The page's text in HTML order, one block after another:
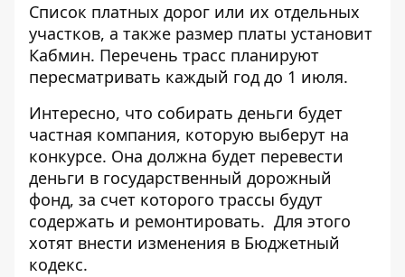
Список платных дорог или их отдельных
участков, а также размер платы установит
Кабмин. Перечень трасс планируют
пересматривать каждый год до 1 июля.
Интересно, что собирать деньги будет
частная компания, которую выберут на
конкурсе. Она должна будет перевести
деньги в государственный дорожный
фонд, за счет которого трассы будут
содержать и ремонтировать. Для этого
хотят внести изменения в Бюджетный
кодекс.